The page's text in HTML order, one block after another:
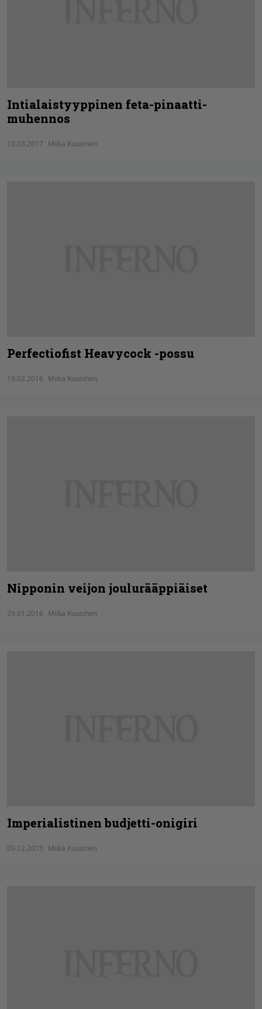
Intialaistyyppinen feta-pinaatti­
muhennos
13.03.2017 Miika Kuusinen
Perfectiofist Heavycock -possu
19.02.2016 Miika Kuusinen
Nipponin veijon joulurääppiäiset
29.01.2016 Miika Kuusinen
Imperialistinen budjetti-onigiri
09.12.2015 Miika Kuusinen